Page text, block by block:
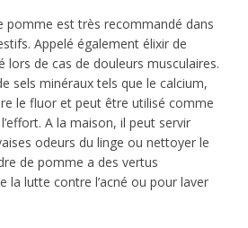
pomme est très recommandé dans
Appelé également élixir de
lors de cas de douleurs musculaires.
sels minéraux tels que le calcium,
le fluor et peut être utilisé comme
A la maison, il peut servir
odeurs du linge ou nettoyer le
de pomme a des vertus
la lutte contre l’acné ou pour laver